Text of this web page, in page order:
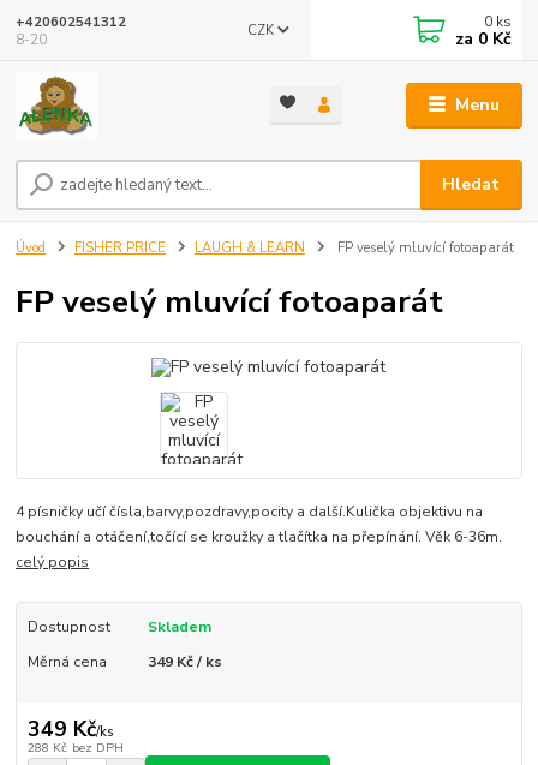
Menu
CZK
Hledat
+420602541312
8-20
0 ks
za 0 Kč
Úvod FISHER PRICE LAUGH & LEARN FP veselý mluvící fotoaparát
FP veselý mluvící fotoaparát
4 písničky učí čísla,barvy,pozdravy,pocity a další.Kulička objektivu na
bouchání a otáčení,točící se kroužky a tlačítka na přepínání. Věk 6-36m.
celý popis
Dostupnost
Skladem
Měrná cena
349 Kč / ks
349 Kč/ks
288 Kč bez DPH